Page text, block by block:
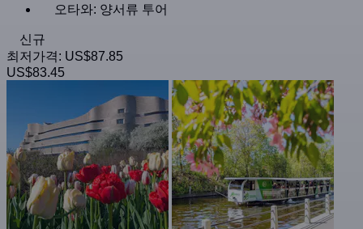
오타와: 양서류 투어
신규
최저가격: US$87.85
US$83.45